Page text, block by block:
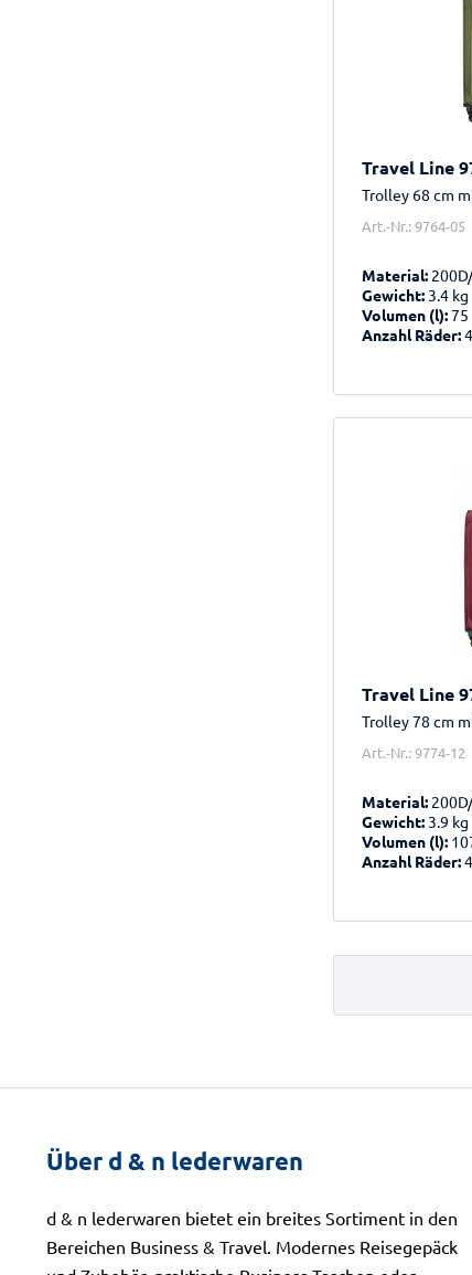
Travel Line
Trolley 68 cm
Art.-Nr.: 9764-05
Material:
Gewicht: 3.4 kg
Volumen (l):75
Anzahl Räder:4
Travel Line
Trolley 78 cm
Art.-Nr.: 9774-12
Material:
Gewicht: 3.9 kg
Volumen (l):
Anzahl Räder:4
Über d & n lederwaren
d & n lederwaren bietet ein breites Sortiment in den
Bereichen Business & Travel. Modernes Reisegepäck